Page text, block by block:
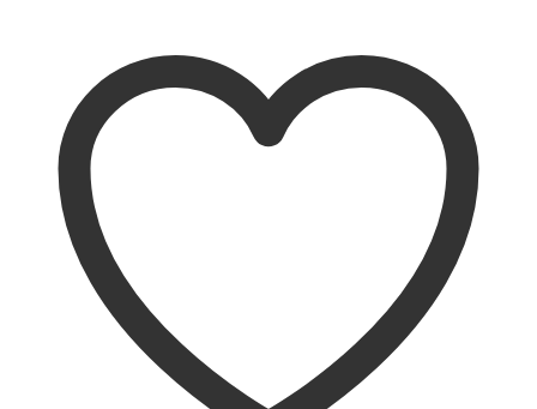
varyasyonu
var.
Seçenekler
ürün
sayfasından
seçilebilir